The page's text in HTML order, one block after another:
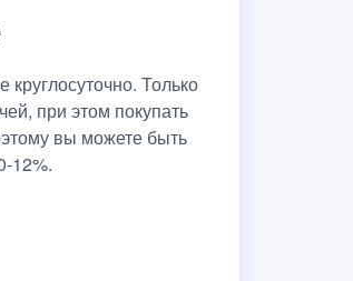
Только
при этом покупать
вы можете быть
12%.